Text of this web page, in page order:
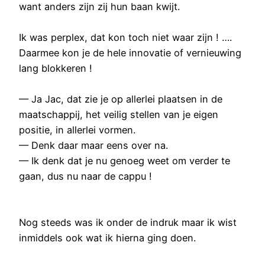
want anders zijn zij hun baan kwijt.
Ik was perplex, dat kon toch niet waar zijn ! ….
Daarmee kon je de hele innovatie of vernieuwing
lang blokkeren !
— Ja Jac, dat zie je op allerlei plaatsen in de
maatschappij, het veilig stellen van je eigen
positie, in allerlei vormen.
— Denk daar maar eens over na.
— Ik denk dat je nu genoeg weet om verder te
gaan, dus nu naar de cappu !
Nog steeds was ik onder de indruk maar ik wist
inmiddels ook wat ik hierna ging doen.